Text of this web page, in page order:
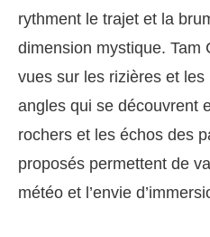
rythment le trajet et la
dimension mystique. Tam
vues sur les rizières et
angles qui se découvrent
rochers et les échos des
proposés permettent de
météo et l’envie